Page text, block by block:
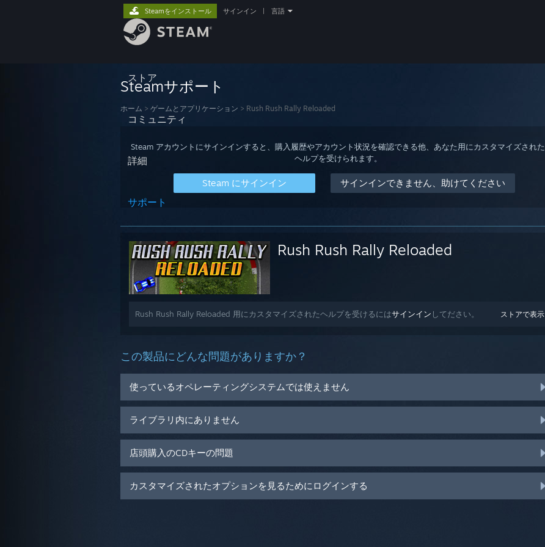
ストア
コミュニティ
詳細
サポート
Steamをインストール サインイン 言語
Steamサポート
ホーム > ゲームとアプリケーション > Rush Rush Rally Reloaded
Steam アカウントにサインインすると、購入履歴やアカウント状況を確認できる他、あなた用にカスタマイズされた
ヘルプを受けられます。
Steam にサインイン サインインできません、助けてください
Rush Rush Rally Reloaded
ストアで表示
Rush Rush Rally Reloaded 用にカスタマイズされたヘルプを受けるにはサインイン してださい。
この製品にどんな問題がありますか？
使っているオペレーティングシステムでは使えません
ライブラリ内にありません
店頭購入のCDキーの問題
カスタマイズされたオプションを見るためにログインする